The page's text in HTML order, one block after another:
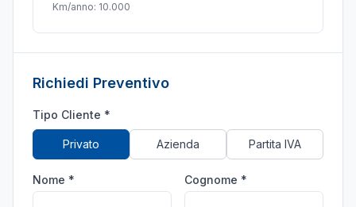
Km/anno: 10.000
Richiedi Preventivo
Tipo Cliente *
Privato Azienda Partita IVA
Nome * Cognome *